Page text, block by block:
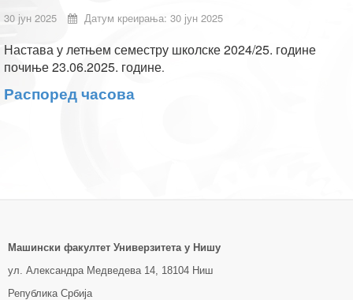
30 јун 2025 Датум креирања: 30 јун 2025
Настава у летњем семестру школске 2024/25. године
почиње 23.06.2025. године.
Распоред часова
Машински факултет Универзитетa у Нишу
ул. Александра Медведева 14, 18104 Ниш
Република Србија